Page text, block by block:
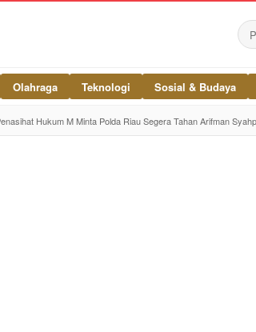
Olahraga Teknologi Sosial & Budaya
Hukum M Minta Polda Riau Segera Tahan Arifman